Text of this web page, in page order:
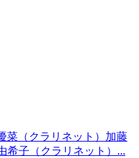
菜（クラリネット）加藤
希子（クラリネット）...